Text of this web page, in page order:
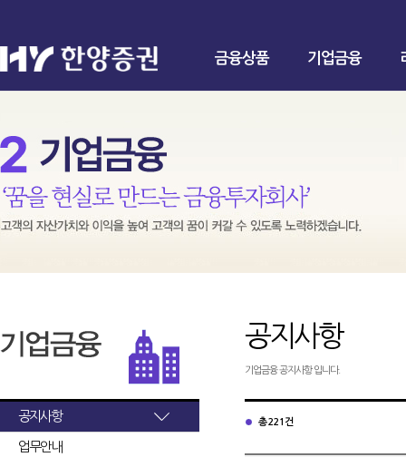
금융상품 기업금융
공지사항
업무안내
공지사항
기업금융 공지사항 입니다.
총 221건